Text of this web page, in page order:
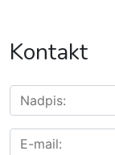
Kontakt